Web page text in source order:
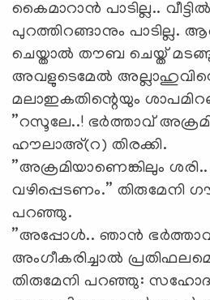
കൈമാറാന്‍ പാടില്ല..
പുറത്തിറങ്ങാനും പാടില്ല.
ചെയ്താല്‍ തൗബ ചെയ്ത്
അവളുടെമേല്‍
മലാഇകതിന്റെയും
”റസൂലേ..! ഭര്‍ത്താവ്
ഹൗലാഅ്(റ) തിരക്കി.
”അക്രമിയാണെങ്കിലും
വഴിപ്പെടണം.” തിരുമേനി
പറഞ്ഞു.
”അപ്പോള്‍.. ഞാന്‍
അംഗീകരിച്ചാല്‍
തിരുമേനി പറഞ്ഞു: